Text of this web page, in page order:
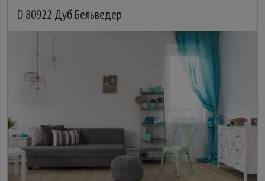
D 80922 Дуб Бельведер